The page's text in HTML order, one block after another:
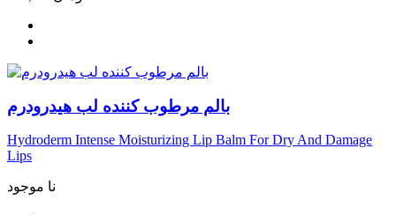
بالم مرطوب کننده لب هیدرودرم
Hydroderm Intense Moisturizing Lip Balm For Dry And Damage
Lips
نا موجود